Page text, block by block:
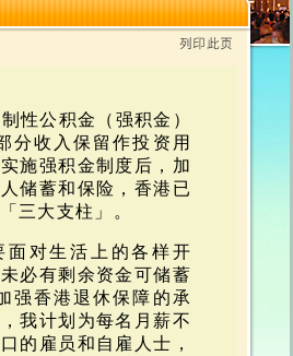
性公积金（强积金）
分收入保留作投资用
施强积金制度后，加
储蓄和保险，香港已
三大支柱」。
对生活上的各样开
必有剩余资金可储蓄
强香港退休保障的承
我计划为每名月薪不
的雇员和自雇人士，